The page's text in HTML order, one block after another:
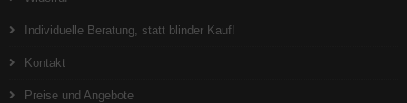
Individuelle Beratung, statt blinder Kauf!
Kontakt
Preise und Angebote